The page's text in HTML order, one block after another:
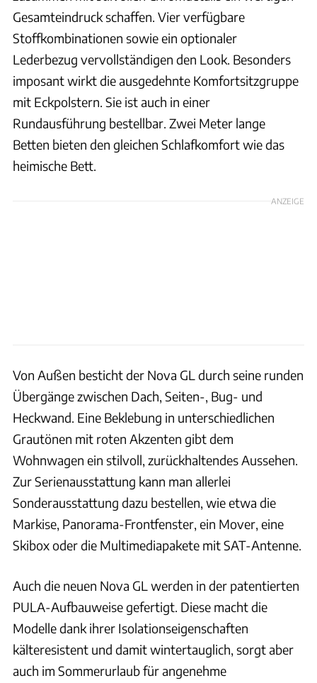
Gesamteindruck schaffen. Vier verfügbare
Stoffkombinationen sowie ein optionaler
Lederbezug vervollständigen den Look. Besonders
imposant wirkt die ausgedehnte Komfortsitzgruppe
mit Eckpolstern. Sie ist auch in einer
Rundausführung bestellbar. Zwei Meter lange
Betten bieten den gleichen Schlafkomfort wie das
heimische Bett.
ANZEIGE
Von Außen besticht der Nova GL durch seine runden
Übergänge zwischen Dach, Seiten-, Bug- und
Heckwand. Eine Beklebung in unterschiedlichen
Grautönen mit roten Akzenten gibt dem
Wohnwagen ein stilvoll, zurückhaltendes Aussehen.
Zur Serienausstattung kann man allerlei
Sonderausstattung dazu bestellen, wie etwa die
Markise, Panorama-Frontfenster, ein Mover, eine
Skibox oder die Multimediapakete mit SAT-Antenne.
Auch die neuen Nova GL werden in der patentierten
PULA-Aufbauweise gefertigt. Diese macht die
Modelle dank ihrer Isolationseigenschaften
kälteresistent und damit wintertauglich, sorgt aber
auch im Sommerurlaub für angenehme